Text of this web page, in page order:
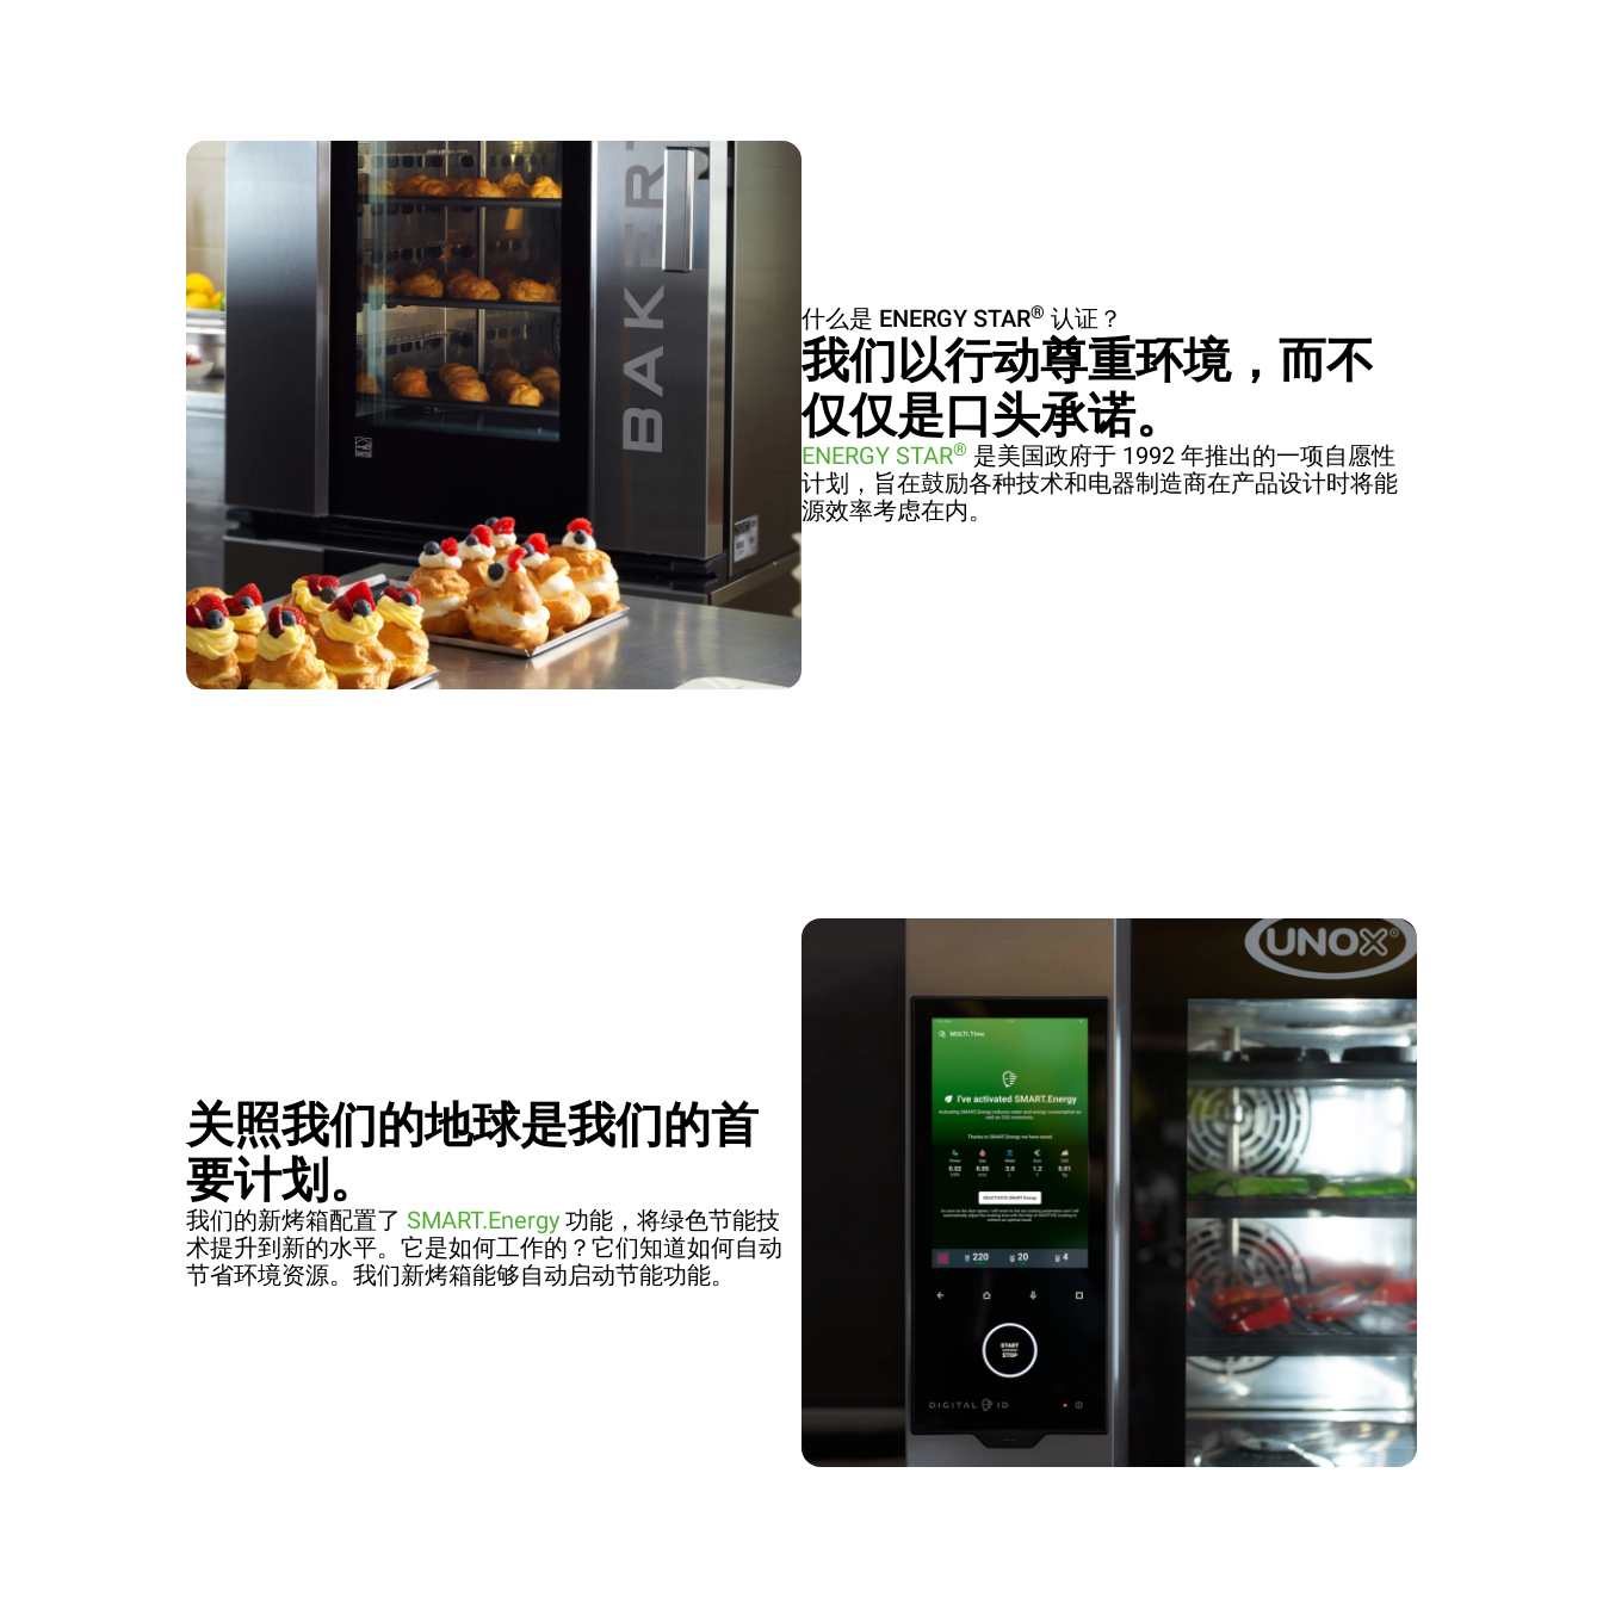
什么是 ENERGY STAR® 认证？
我们以行动尊重环境，而不
仅仅是口头承诺。
ENERGY STAR® 是美国政府于 1992 年推出的一项自愿性
计划，旨在鼓励各种技术和电器制造商在产品设计时将能
源效率考虑在内。
关照我们的地球是我们的首
要计划。
我们的新烤箱配置了 SMART.Energy 功能，将绿色节能技
术提升到新的水平。它是如何工作的？它们知道如何自动
节省环境资源。我们新烤箱能够自动启动节能功能。